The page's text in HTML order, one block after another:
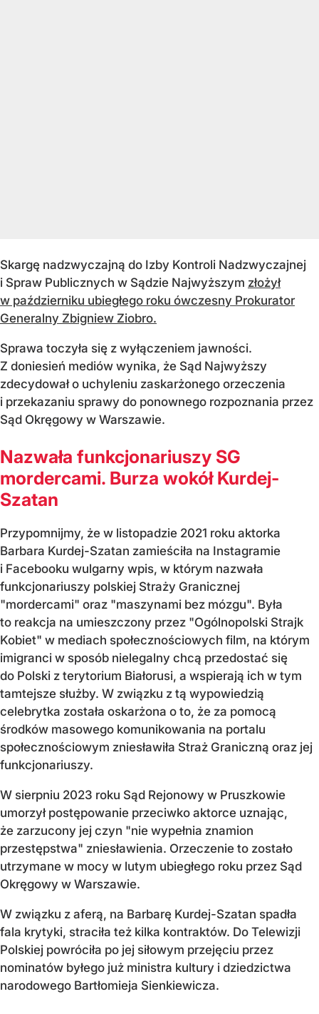
Skargę nadzwyczajną do Izby Kontroli Nadzwyczajnej
i Spraw Publicznych w Sądzie Najwyższym złożył
w październiku ubiegłego roku ówczesny Prokurator
Generalny Zbigniew Ziobro.
Sprawa toczyła się z wyłączeniem jawności.
Z doniesień mediów wynika, że Sąd Najwyższy
zdecydował o uchyleniu zaskarżonego orzeczenia
i przekazaniu sprawy do ponownego rozpoznania przez
Sąd Okręgowy w Warszawie.
Nazwała funkcjonariuszy SG
mordercami. Burza wokół Kurdej-
Szatan
Przypomnijmy, że w listopadzie 2021 roku aktorka
Barbara Kurdej-Szatan zamieściła na Instagramie
i Facebooku wulgarny wpis, w którym nazwała
funkcjonariuszy polskiej Straży Granicznej
"mordercami" oraz "maszynami bez mózgu". Była
to reakcja na umieszczony przez "Ogólnopolski Strajk
Kobiet" w mediach społecznościowych film, na którym
imigranci w sposób nielegalny chcą przedostać się
do Polski z terytorium Białorusi, a wspierają ich w tym
tamtejsze służby. W związku z tą wypowiedzią
celebrytka została oskarżona o to, że za pomocą
środków masowego komunikowania na portalu
społecznościowym zniesławiła Straż Graniczną oraz jej
funkcjonariuszy.
W sierpniu 2023 roku Sąd Rejonowy w Pruszkowie
umorzył postępowanie przeciwko aktorce uznając,
że zarzucony jej czyn "nie wypełnia znamion
przestępstwa" zniesławienia. Orzeczenie to zostało
utrzymane w mocy w lutym ubiegłego roku przez Sąd
Okręgowy w Warszawie.
W związku z aferą, na Barbarę Kurdej-Szatan spadła
fala krytyki, straciła też kilka kontraktów. Do Telewizji
Polskiej powróciła po jej siłowym przejęciu przez
nominatów byłego już ministra kultury i dziedzictwa
narodowego Bartłomieja Sienkiewicza.